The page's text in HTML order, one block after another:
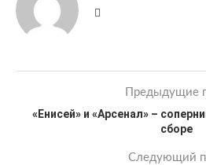
Предыдущие
«Енисей» и «Арсенал» –
сборе
Следующий